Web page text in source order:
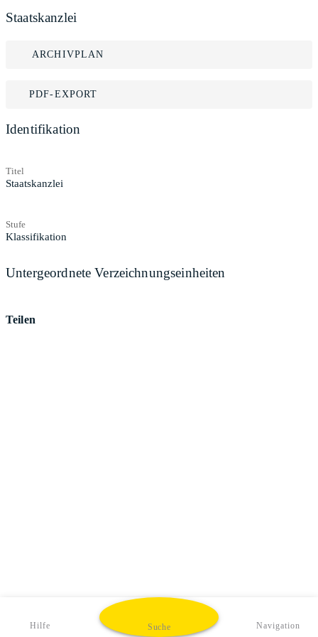
Staatskanzlei
ARCHIVPLAN
PDF-EXPORT
Identifikation
Titel
Staatskanzlei
Stufe
Klassifikation
Untergeordnete Verzeichnungseinheiten
Teilen
Hilfe Suche Navigation